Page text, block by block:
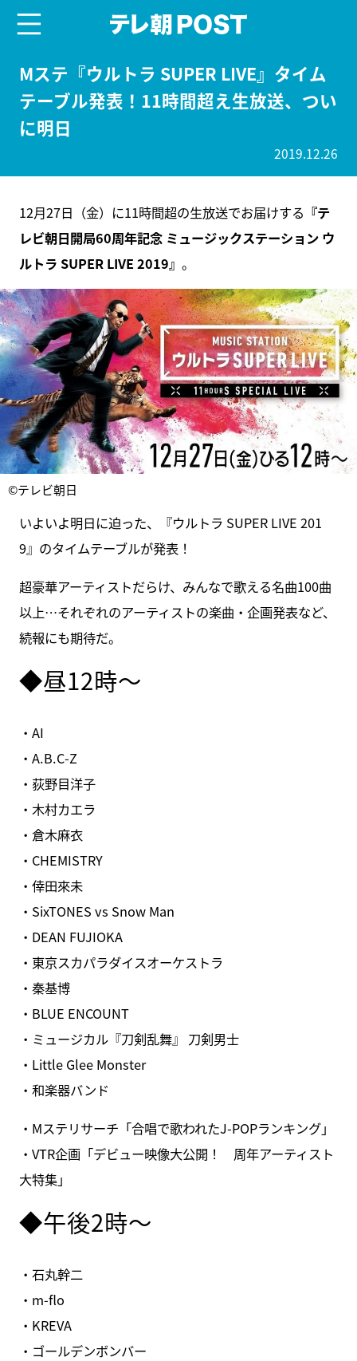
Mステ『ウルトラ SUPER LIVE』タイム
テーブル発表！11時間超え生放送、つい
に明日
2019.12.26
12月27日（金）に11時間超の生放送でお届けする 『テ
レビ朝日開局60周年記念 ミュージックステーション ウ
ルトラ SUPER LIVE 2019』 。
©テレビ朝日
いよいよ明日に迫った、『ウルトラ SUPER LIVE 201
9』のタイムテーブルが発表！
超豪華アーティストだらけ、みんなで歌える名曲100曲
以上…それぞれのアーティストの楽曲・企画発表など、
続報にも期待だ。
◆昼12時～
・AI
・A.B.C-Z
・荻野目洋子
・木村カエラ
・倉木麻衣
・CHEMISTRY
・倖田來未
・SixTONES vs Snow Man
・DEAN FUJIOKA
・東京スカパラダイスオーケストラ
・秦基博
・BLUE ENCOUNT
・ミュージカル『刀剣乱舞』 刀剣男士
・Little Glee Monster
・和楽器バンド
・Mステリサーチ「合唱で歌われたJ-POPランキング」
・VTR企画「デビュー映像大公開！ 周年アーティスト
大特集」
◆午後2時～
・石丸幹二
・m-flo
・KREVA
・ゴールデンボンバー